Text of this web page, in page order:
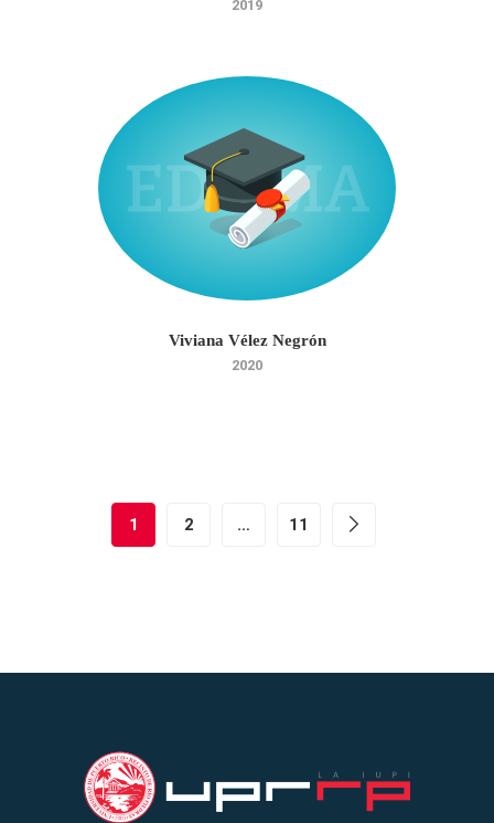
2019
Viviana Vélez Negrón
2020
1 2 … 11